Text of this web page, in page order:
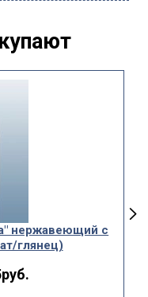
нержавеющий с
глянец)